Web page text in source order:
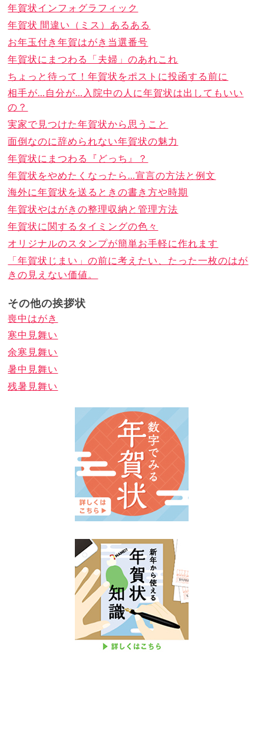
年賀状インフォグラフィック
年賀状 間違い（ミス）あるある
お年玉付き年賀はがき当選番号
年賀状にまつわる「夫婦」のあれこれ
ちょっと待って！年賀状をポストに投函する前に
相手が…自分が…入院中の人に年賀状は出してもいい
の？
実家で見つけた年賀状から思うこと
面倒なのに辞められない年賀状の魅力
年賀状にまつわる『どっち』？
年賀状をやめたくなったら…宣言の方法と例文
海外に年賀状を送るときの書き方や時期
年賀状やはがきの整理収納と管理方法
年賀状に関するタイミングの色々
オリジナルのスタンプが簡単お手軽に作れます
「年賀状じまい」の前に考えたい、たった一枚のはが
きの見えない価値。
その他の挨拶状
喪中はがき
寒中見舞い
余寒見舞い
暑中見舞い
残暑見舞い